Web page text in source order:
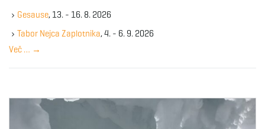
e
y
w
r
Gesause, 13. - 16. 8. 2026
Tabor Nejca Zaplotnika, 4. - 6. 9. 2026
Več … →